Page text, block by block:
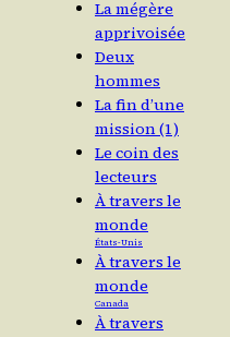
La mégère
apprivoisée
Deux
hommes
La fin d’une
mission (1)
Le coin des
lecteurs
À travers le
monde
États-Unis
À travers le
monde
Canada
À travers